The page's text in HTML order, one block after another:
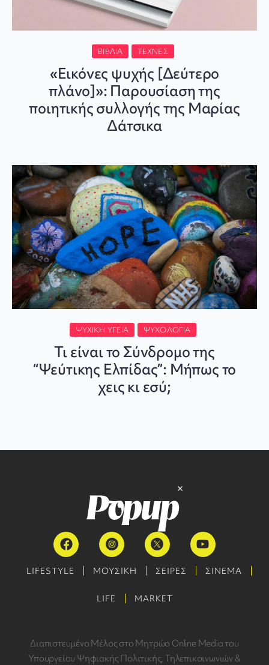
ΒΙΒΛΊΑ ΤΈΧΝΕΣ
«Εικόνες ψυχής [Δεύτερο
πλάνο]»: Παρουσίαση της
ποιητικής συλλογής της Μαρίας
Δάτσικα
ΨΥΧΙΚΉ ΥΓΕΊΑ ΨΥΧΟΛΟΓΊΑ
Τι είναι το Σύνδρομο της
“Ψεύτικης Ελπίδας”: Μήπως το
χεις κι εσύ;
LIFESTYLE ΜΟΥΣΙΚΗ ΣΕΙΡΕΣ ΣΙΝΕΜΑ
LIFE MARKET
Διαπιστευμένο Μέλος στο Μητρώο Online Media του
Υπουργείου Ψηφιακής Πολιτικής, Τηλεπικοινωνιών &